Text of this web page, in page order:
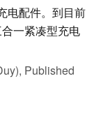
电配件。到目前
一紧凑型充电
Published